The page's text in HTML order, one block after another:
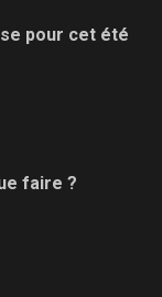
pour cet été
faire ?